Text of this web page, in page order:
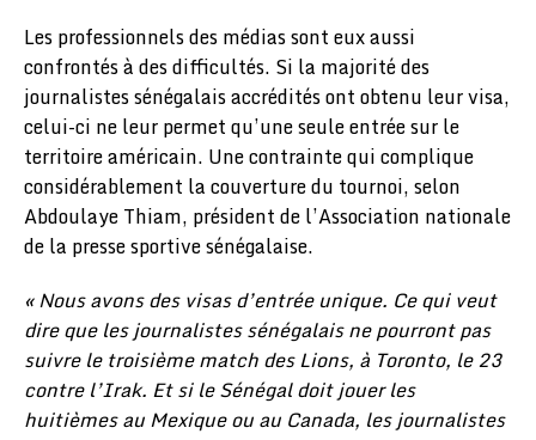
Les professionnels des médias sont eux aussi
confrontés à des difficultés. Si la majorité des
journalistes sénégalais accrédités ont obtenu leur visa,
celui-ci ne leur permet qu’une seule entrée sur le
territoire américain. Une contrainte qui complique
considérablement la couverture du tournoi, selon
Abdoulaye Thiam, président de l’Association nationale
de la presse sportive sénégalaise.
« Nous avons des visas d’entrée unique. Ce qui veut
dire que les journalistes sénégalais ne pourront pas
suivre le troisième match des Lions, à Toronto, le 23
contre l’Irak. Et si le Sénégal doit jouer les
huitièmes au Mexique ou au Canada, les journalistes